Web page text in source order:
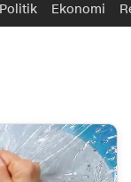
Politik Ekonomi